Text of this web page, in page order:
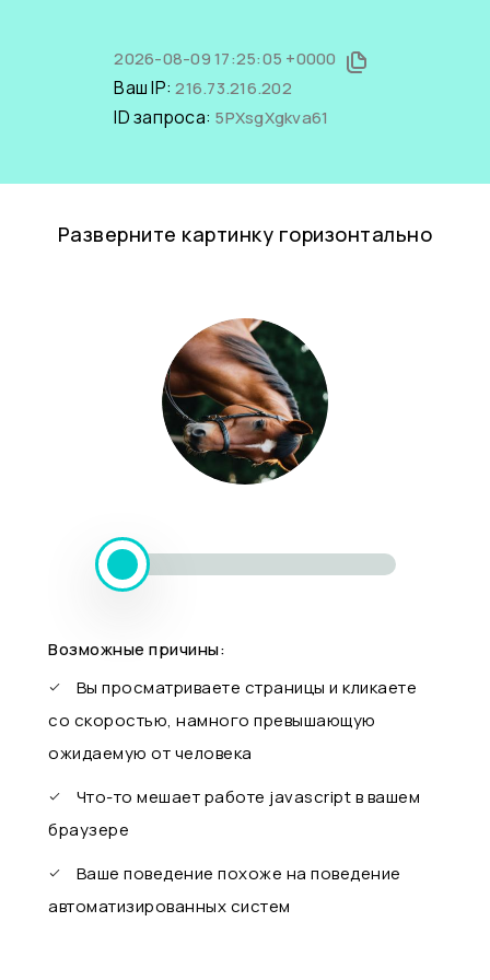
2026-08-09 17:25:05 +0000
Ваш IP:216.73.216.202
ID запроса: 5PXsgXgkva61
Разверните картинку горизонтально
Возможные причины:
Вы просматриваете страницы и кликаете
со скоростью, намного превышающую
ожидаемую от человека
Что-то мешает работе javascript в вашем
браузере
Ваше поведение похоже на поведение
автоматизированных систем